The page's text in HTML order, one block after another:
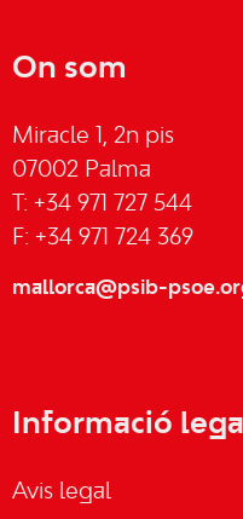
On som
Miracle 1, 2n pis
07002 Palma
T: +34 971 727 544
F: +34 971 724 369
mallorca@psib-
Informació
Avis legal